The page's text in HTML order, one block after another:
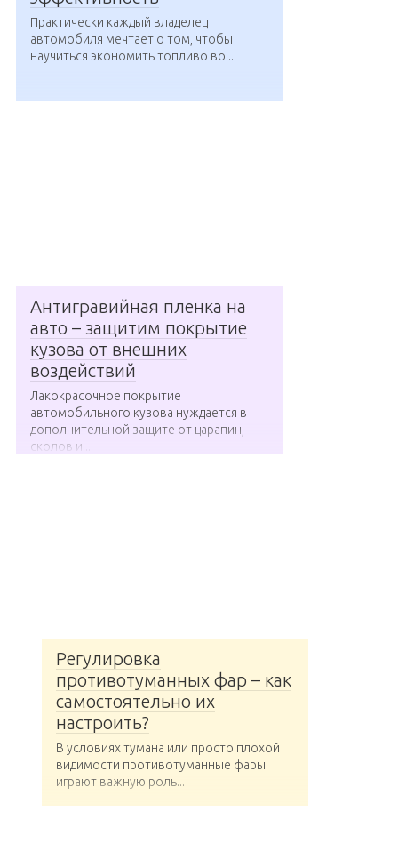
Практически каждый владелец
автомобиля мечтает о том, чтобы
научиться экономить топливо во...
Антигравийная пленка на
авто – защитим покрытие
кузова от внешних
воздействий
Лакокрасочное покрытие
автомобильного кузова нуждается в
дополнительной защите от царапин,
сколов и...
Регулировка
противотуманных фар – как
самостоятельно их
настроить?
В условиях тумана или просто плохой
видимости противотуманные фары
играют важную роль...